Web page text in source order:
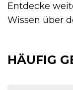
Entdecke
Wissen über
HÄUFIG